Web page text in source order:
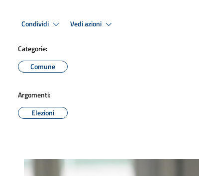
Condividi Vedi azioni
Categorie:
Comune
Argomenti:
Elezioni